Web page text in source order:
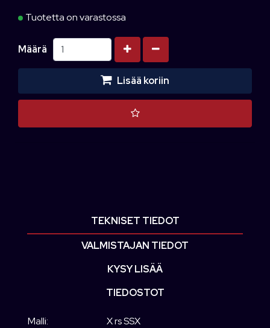
Tuotetta on varastossa
Määrä Kasvata määrää
Vähennä määrää
Lisää koriin
TEKNISET TIEDOT
VALMISTAJAN TIEDOT
KYSY LISÄÄ
TIEDOSTOT
Malli:
X rs SSX